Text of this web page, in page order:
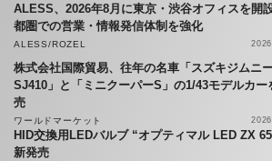
ALESS、2026年8月に東京・渋谷オフィスを
都圏での営業・情報発信体制を強化
ALESS/ROZEL
株式会社国際貿易、往年の名車「スズキジムニ
SJ410」と「ミニクーパーS」の1/43モデルカー
売
ワールドマーケット
HID交換用LEDバルブ “オプティマル LED ZX
新発売